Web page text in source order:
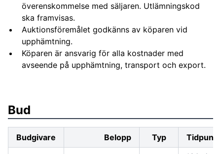
överenskommelse med säljaren. Utlämningskod
ska framvisas.
Auktionsföremålet godkänns av köparen vid
upphämtning.
Köparen är ansvarig för alla kostnader med
avseende på upphämtning, transport och export.
Bud
Budgivare Belopp Typ Tidpunkt